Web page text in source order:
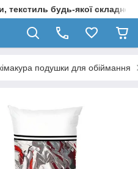
текстиль будь-якої
подушки для обіймання